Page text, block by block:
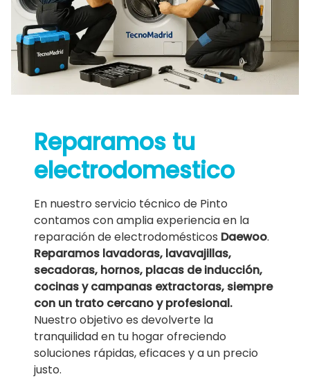
Reparamos tu
electrodomestico
En nuestro servicio técnico de Pinto
contamos con amplia experiencia en la
reparación de electrodomésticos Daewoo.
Reparamos lavadoras, lavavajillas,
secadoras, hornos, placas de inducción,
cocinas y campanas extractoras, siempre
con un trato cercano y profesional.
Nuestro objetivo es devolverte la
tranquilidad en tu hogar ofreciendo
soluciones rápidas, eficaces y a un precio
justo.